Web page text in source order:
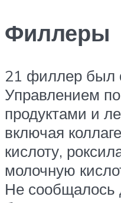
Филлеры
21 филлер был
Управлением
продуктами и
включая
кислоту,
молочную
Не сообщалось